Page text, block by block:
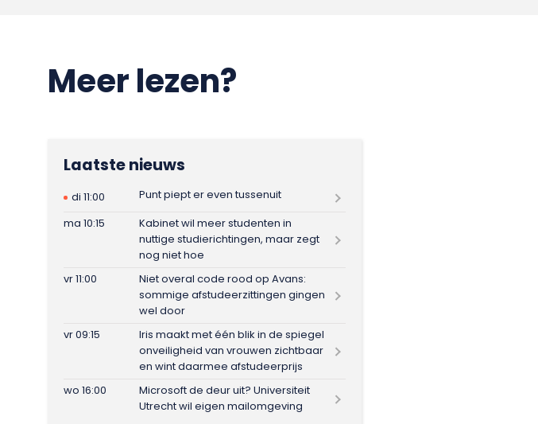
Meer lezen?
Laatste nieuws
di 11:00
Punt piept er even tussenuit
ma 10:15
Kabinet wil meer studenten in
nuttige studierichtingen, maar zegt
nog niet hoe
vr 11:00
Niet overal code rood op Avans:
sommige afstudeerzittingen gingen
wel door
vr 09:15
Iris maakt met één blik in de spiegel
onveiligheid van vrouwen zichtbaar
en wint daarmee afstudeerprijs
wo 16:00
Microsoft de deur uit? Universiteit
Utrecht wil eigen mailomgeving